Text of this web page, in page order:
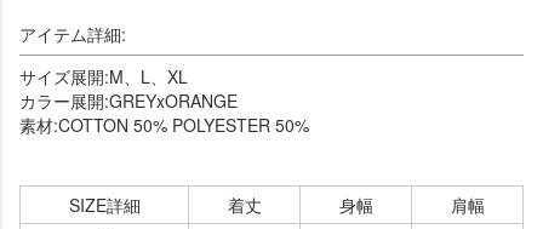
アイテム詳細:
サイズ展開:M、L、XL
カラー展開:GREYxORANGE
素材:COTTON 50% POLYESTER 50%
SIZE詳細 着丈 身幅
肩幅